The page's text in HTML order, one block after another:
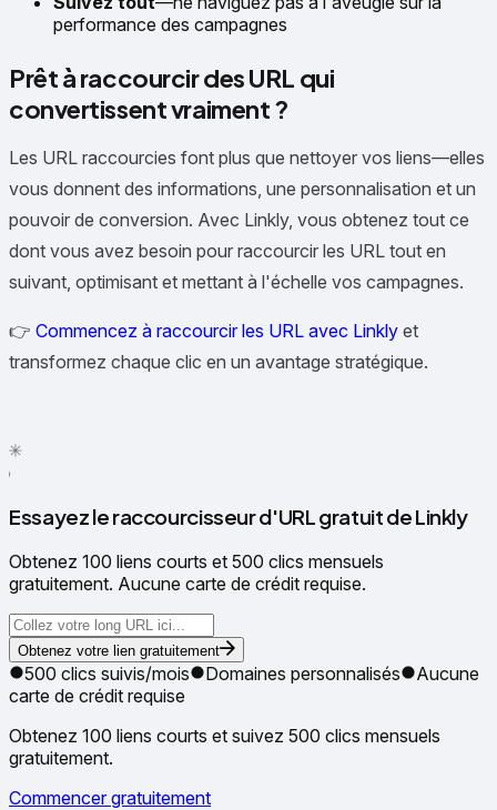
performance des campagnes
Prêt à raccourcir des URL qui
convertissent vraiment ?
Les URL raccourcies font plus que nettoyer vos liens—elles
vous donnent des informations, une personnalisation et un
pouvoir de conversion. Avec Linkly, vous obtenez tout ce
dont vous avez besoin pour raccourcir les URL tout en
suivant, optimisant et mettant à l'échelle vos campagnes.
👉 Commencez à raccourcir les URL avec Linkly et
transformez chaque clic en un avantage stratégique.
●
Essayez le raccourcisseur d'URL gratuit de Linkly
Obtenez 100 liens courts et 500 clics mensuels
gratuitement. Aucune carte de crédit requise.
Obtenez votre lien gratuitement
500 clics suivis/mois Domaines personnalisés
Aucune
carte de crédit requise
Obtenez 100 liens courts et suivez 500 clics mensuels
gratuitement.
Commencer gratuitement